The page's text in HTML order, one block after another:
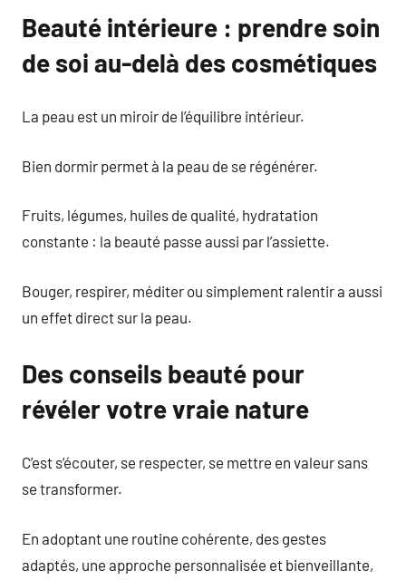
Beauté intérieure : prendre soin
de soi au-delà des cosmétiques
La peau est un miroir de l’équilibre intérieur.
Bien dormir permet à la peau de se régénérer.
Fruits, légumes, huiles de qualité, hydratation
constante : la beauté passe aussi par l’assiette.
Bouger, respirer, méditer ou simplement ralentir a aussi
un effet direct sur la peau.
Des conseils beauté pour
révéler votre vraie nature
C’est s’écouter, se respecter, se mettre en valeur sans
se transformer.
En adoptant une routine cohérente, des gestes
adaptés, une approche personnalisée et bienveillante,